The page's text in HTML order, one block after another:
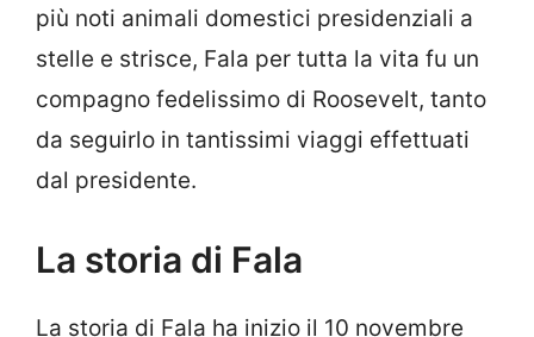
più noti animali domestici presidenziali a
stelle e strisce, Fala per tutta la vita fu un
compagno fedelissimo di Roosevelt, tanto
da seguirlo in tantissimi viaggi effettuati
dal presidente.
La storia di Fala
La storia di Fala ha inizio il 10 novembre